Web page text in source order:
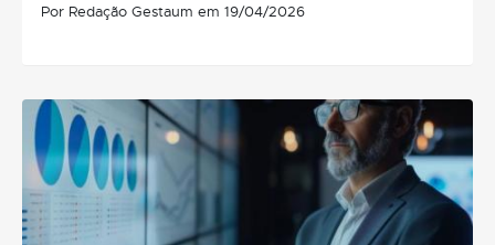
Por Redação Gestaum em 19/04/2026